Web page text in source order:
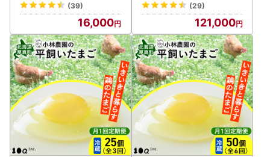
(39)
16,000
(29)
121,000